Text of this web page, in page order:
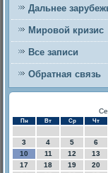
Дальнее
Мировой кризис
Все записи
Обратная связь
Пн Вт Ср Чт
3
4 5 6
10
11 12 13
17
18 19 20